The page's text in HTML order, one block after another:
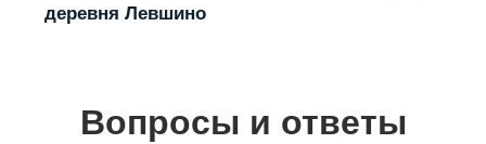
деревня Левшино
Вопросы и ответы